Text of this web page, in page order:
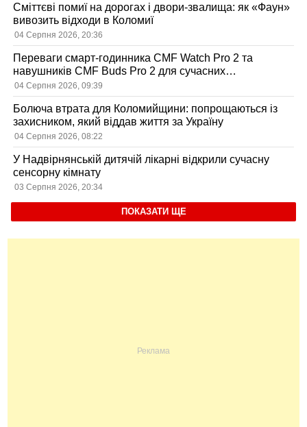
Сміттєві помиї на дорогах і двори-звалища: як «Фаун»
вивозить відходи в Коломиї
04 Серпня 2026, 20:36
Переваги смарт-годинника CMF Watch Pro 2 та
навушників CMF Buds Pro 2 для сучасних
користувачів
04 Серпня 2026, 09:39
Болюча втрата для Коломийщини: попрощаються із
захисником, який віддав життя за Україну
04 Серпня 2026, 08:22
У Надвірнянській дитячій лікарні відкрили сучасну
сенсорну кімнату
03 Серпня 2026, 20:34
ПОКАЗАТИ ЩЕ